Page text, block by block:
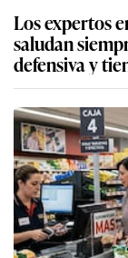
Los expertos
saludan
defensiva y